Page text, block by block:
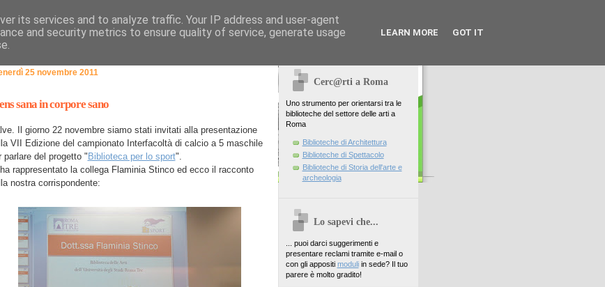
25 novembre 2011
sana in corpore sano
Il giorno 22 novembre siamo stati invitati alla presentazione
VII Edizione del campionato Interfacoltà di calcio a 5 maschile
parlare del progetto "Biblioteca per lo sport".
rappresentato la collega Flaminia Stinco ed ecco il racconto
nostra corrispondente:
Cerc@rti a Roma
Uno strumento per orientarsi tra le
biblioteche del settore delle arti a
Roma
Biblioteche di Architettura
Biblioteche di Spettacolo
Biblioteche di Storia dell'arte e
archeologia
Lo sapevi che...
... puoi darci suggerimenti e
presentare reclami tramite e-mail o
con gli appositi moduliin sede? Il tuo
parere è molto gradito!
its services and to analyze traffic. Your IP address and user-agent
and security metrics to ensure quality of service, generate usage
LEARN MORE GOT IT